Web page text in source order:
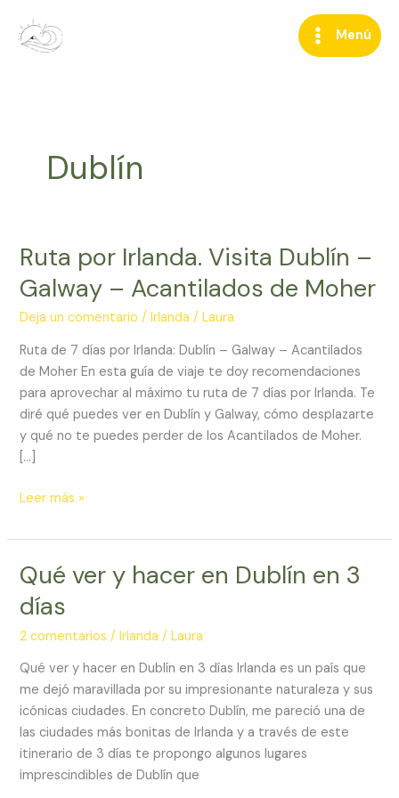
contenido
Menú
Dublín
Ruta por Irlanda. Visita Dublín –
Galway – Acantilados de Moher
Deja un comentario /Irlanda /Laura
Ruta de 7 días por Irlanda: Dublín – Galway – Acantilados
de Moher En esta guía de viaje te doy recomendaciones
para aprovechar al máximo tu ruta de 7 días por Irlanda. Te
diré qué puedes ver en Dublín y Galway, cómo desplazarte
y qué no te puedes perder de los Acantilados de Moher.
[…]
Ruta
Irlanda.
Visita
–
Galway
–
Acantilados
de
Moher
Leer más »
Qué ver y hacer en Dublín en 3
días
2 comentarios /Irlanda /Laura
Qué ver y hacer en Dublín en 3 días Irlanda es un país que
me dejó maravillada por su impresionante naturaleza y sus
icónicas ciudades. En concreto Dublín, me pareció una de
las ciudades más bonitas de Irlanda y a través de este
itinerario de 3 días te propongo algunos lugares
imprescindibles de Dublín que
Qué
ver
y
hacer
Dublín
en
3
días